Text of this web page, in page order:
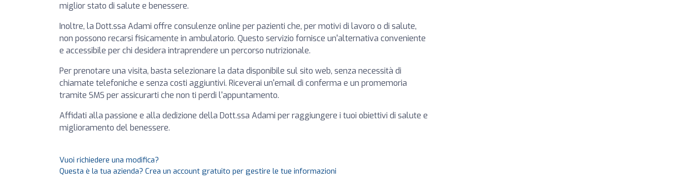
miglior stato di salute e benessere.
Inoltre, la Dott.ssa Adami offre consulenze online per pazienti che, per motivi di lavoro o di salute,
non possono recarsi fisicamente in ambulatorio. Questo servizio fornisce un'alternativa conveniente
e accessibile per chi desidera intraprendere un percorso nutrizionale.
Per prenotare una visita, basta selezionare la data disponibile sul sito web, senza necessità di
chiamate telefoniche e senza costi aggiuntivi. Riceverai un'email di conferma e un promemoria
tramite SMS per assicurarti che non ti perdi l'appuntamento.
Affidati alla passione e alla dedizione della Dott.ssa Adami per raggiungere i tuoi obiettivi di salute e
miglioramento del benessere.
Vuoi richiedere una modifica?
Questa è la tua azienda? Crea un account gratuito per gestire le tue informazioni